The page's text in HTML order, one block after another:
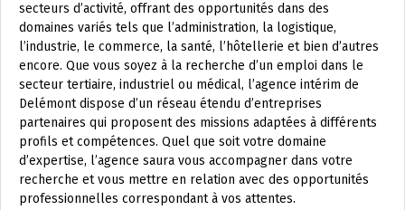
secteurs d’activité, offrant des opportunités dans des
domaines variés tels que l’administration, la logistique,
l’industrie, le commerce, la santé, l’hôtellerie et bien d’autres
encore. Que vous soyez à la recherche d’un emploi dans le
secteur tertiaire, industriel ou médical, l’agence intérim de
Delémont dispose d’un réseau étendu d’entreprises
partenaires qui proposent des missions adaptées à différents
profils et compétences. Quel que soit votre domaine
d’expertise, l’agence saura vous accompagner dans votre
recherche et vous mettre en relation avec des opportunités
professionnelles correspondant à vos attentes.